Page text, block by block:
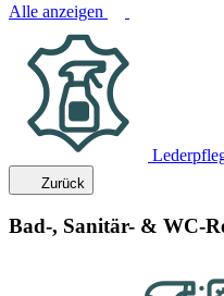
Alle anzeigen
Zurück
Bad-, Sanitär- & WC-